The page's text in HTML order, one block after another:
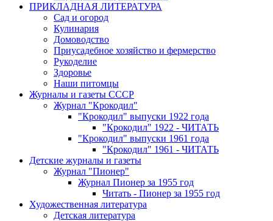
ПРИКЛАДНАЯ ЛИТЕРАТУРА
Сад и огород
Кулинария
Домоводство
Приусадебное хозяйство и фермерство
Рукоделие
Здоровье
Наши питомцы
Журналы и газеты СССР
Журнал "Крокодил"
"Крокодил" выпуски 1922 года
"Крокодил" 1922 - ЧИТАТЬ
"Крокодил" выпуски 1961 года
"Крокодил" 1961 - ЧИТАТЬ
Детские журналы и газеты
Журнал "Пионер"
Журнал Пионер за 1955 год
Читать - Пионер за 1955 год
Художественная литература
Детская литература